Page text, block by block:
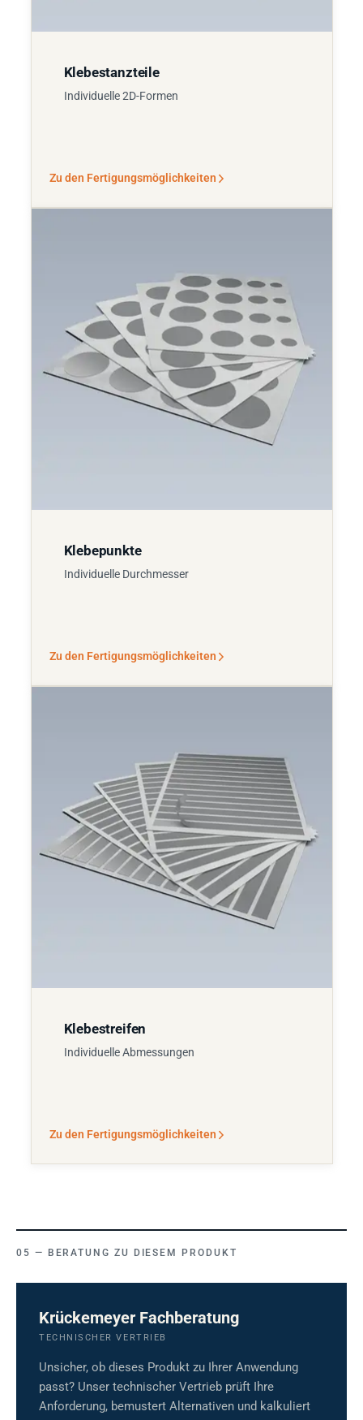
Klebestanzteile
Individuelle 2D-Formen
Zu den Fertigungsmöglichkeiten
Klebepunkte
Individuelle Durchmesser
Zu den Fertigungsmöglichkeiten
Klebestreifen
Individuelle Abmessungen
Zu den Fertigungsmöglichkeiten
BERATUNG ZU DIESEM PRODUKT
Krückemeyer Fachberatung
TECHNISCHER VERTRIEB
Unsicher, ob dieses Produkt zu Ihrer Anwendung
passt? Unser technischer Vertrieb prüft Ihre
Anforderung, bemustert Alternativen und kalkuliert